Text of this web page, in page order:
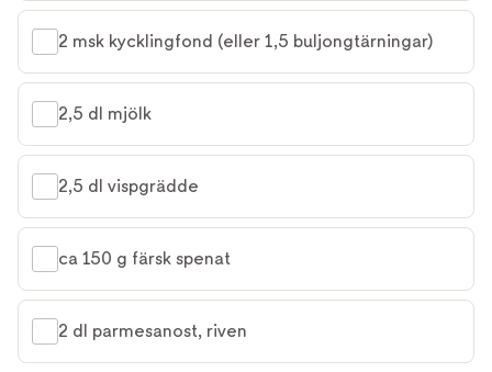
2 msk kycklingfond (eller 1,5 buljongtärningar)
2,5 dl mjölk
2,5 dl vispgrädde
ca 150 g färsk spenat
2 dl parmesanost, riven